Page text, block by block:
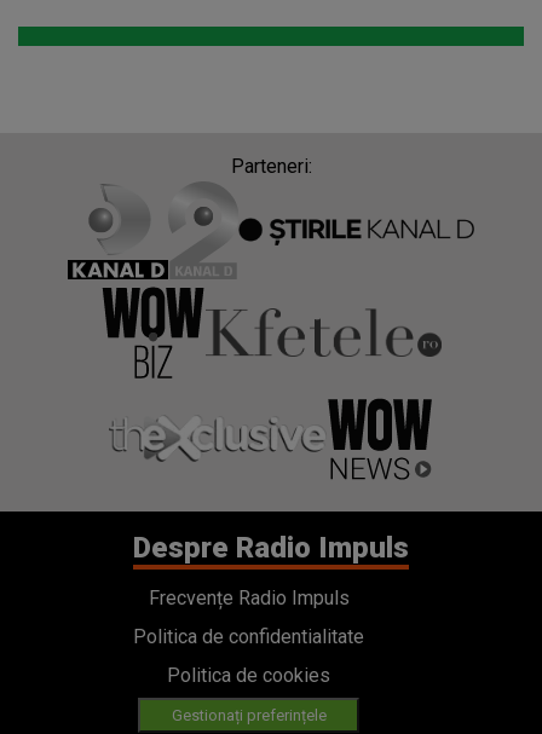
Parteneri:
Despre Radio Impuls
Frecvențe Radio Impuls
Politica de confidentialitate
Politica de cookies
Gestionați preferințele